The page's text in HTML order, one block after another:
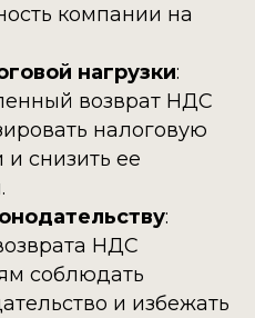
компании на
нагрузки:
возврат НДС
налоговую
и снизить ее
:
НДС
соблюдать
и избежать